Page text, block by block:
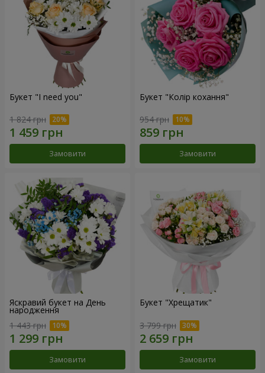
Букет "I need you"
1 824 грн
Замовити
Букет "Колір кохання"
954 грн
Замовити
Яскравий букет на День
народження
1 443 грн
Замовити
Букет "Хрещатик"
3 799 грн
Замовити